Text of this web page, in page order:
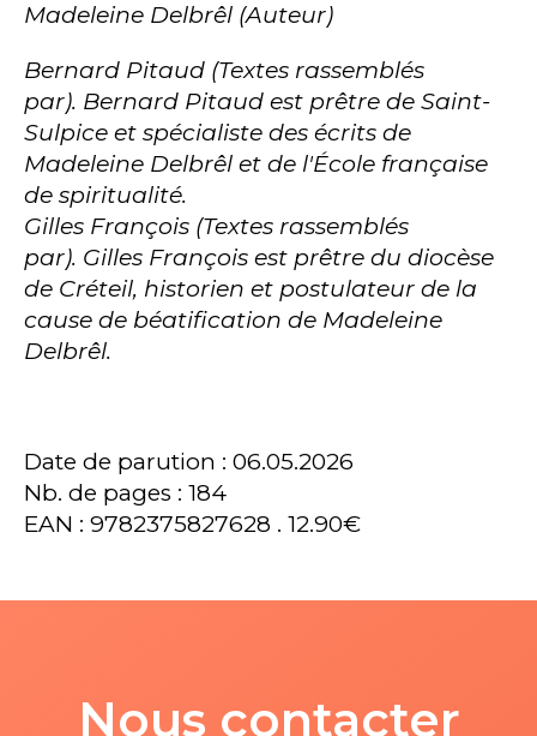
Madeleine Delbrêl (Auteur)
Bernard Pitaud (Textes rassemblés
par). Bernard Pitaud est prêtre de Saint-
Sulpice et spécialiste des écrits de
Madeleine Delbrêl et de l'École française
de spiritualité.
Gilles François (Textes rassemblés
par). Gilles François est prêtre du diocèse
de Créteil, historien et postulateur de la
cause de béatification de Madeleine
Delbrêl.
Date de parution : 06.05.2026
Nb. de pages : 184
EAN : 9782375827628 . 12.90€
Nous contacter